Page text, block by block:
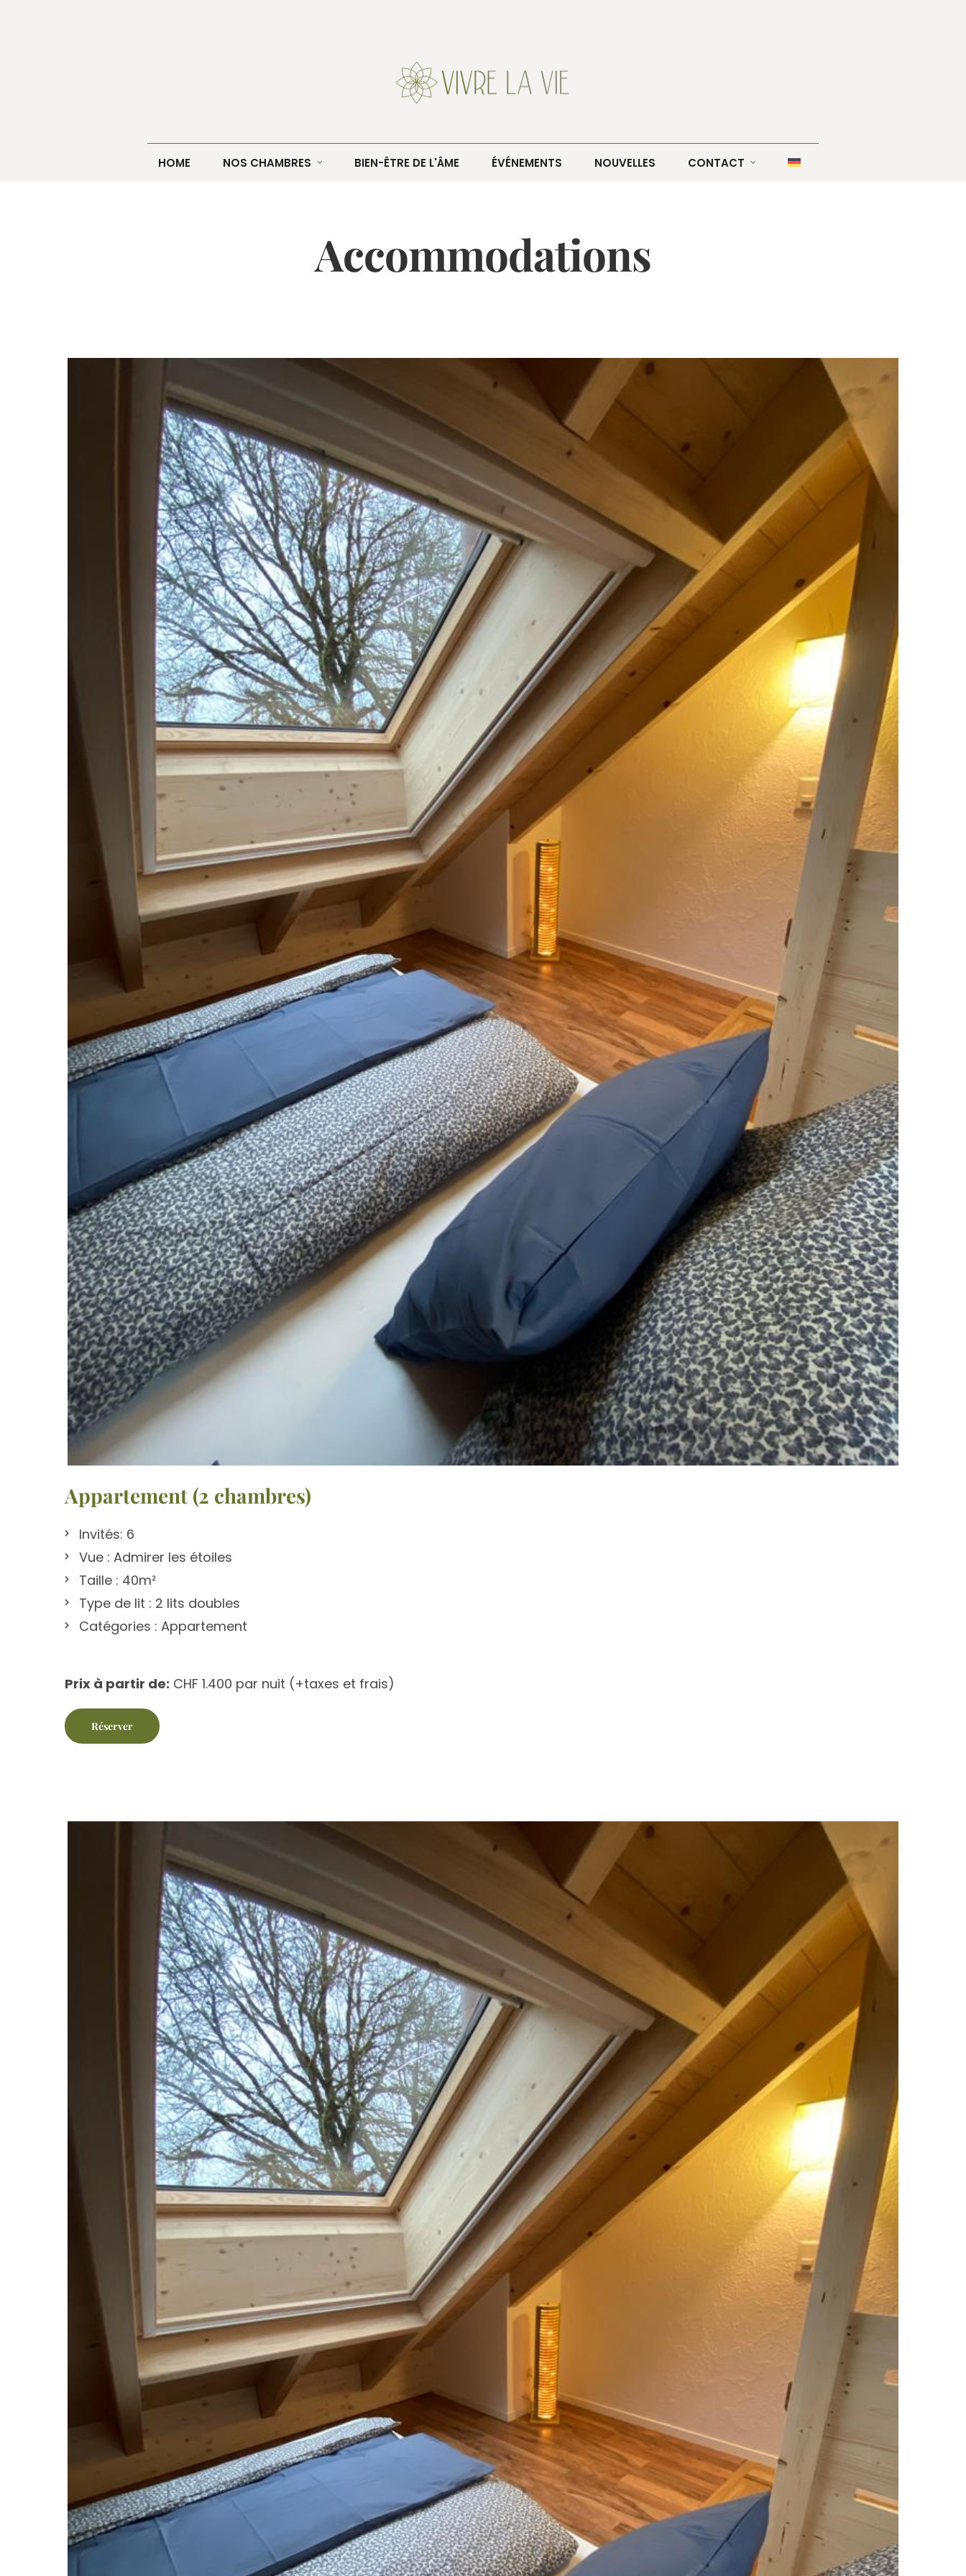
HOME NOS CHAMBRES BIEN-ÊTRE DE L'ÂME ÉVÉNEMENTS NOUVELLES CONTACT
Accommodations
Appartement (2 chambres)
Invités: 6
Vue : Admirer les étoiles
Taille : 40m²
Type de lit : 2 lits doubles
Catégories : Appartement
Prix à partir de: CHF 1.400 par nuit (+taxes et frais)
Réserver